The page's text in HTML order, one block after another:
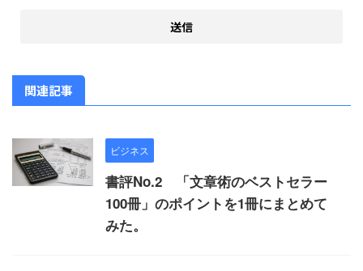
関連記事
ビジネス
書評No.2 「文章術のベストセラー
100冊」のポイントを1冊にまとめて
みた。